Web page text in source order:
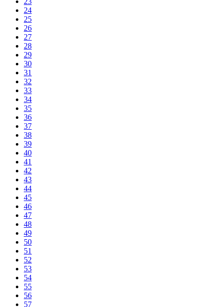
24
25
26
27
28
29
30
31
32
33
34
35
36
37
38
39
40
41
42
43
44
45
46
47
48
49
50
51
52
53
54
55
56
57